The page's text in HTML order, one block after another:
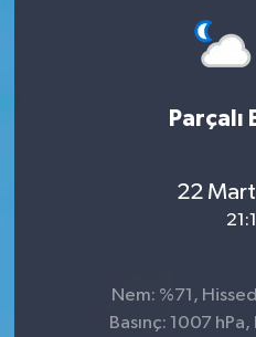
Parçalı
22
Nem: %71,
Basınç: 1007